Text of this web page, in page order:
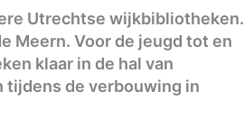
Utrechtse wijkbibliotheken.
Meern. Voor de jeugd tot en
klaar in de hal van
tijdens de verbouwing in